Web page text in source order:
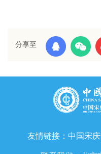
分享至
友情链接： 中国宋